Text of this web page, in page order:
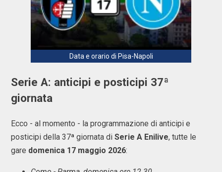
Data e orario di Pisa-Napoli
Serie A: anticipi e posticipi 37ª
giornata
Ecco - al momento - la programmazione di anticipi e
posticipi della 37ª giornata di Serie A Enilive, tutte le
gare domenica 17 maggio 2026: